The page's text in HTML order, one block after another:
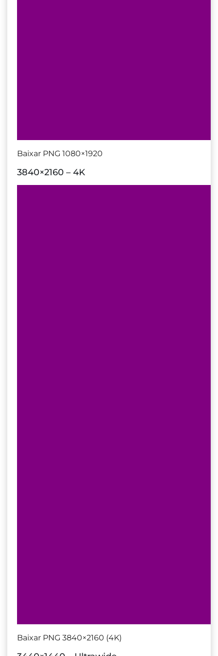
Baixar PNG 1080×1920
3840×2160 – 4K
Baixar PNG 3840×2160 (4K)